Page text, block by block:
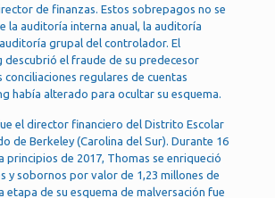
de finanzas. Estos sobrepagos no se
la auditoría interna anual, la auditoría
grupal del controlador. El
descubrió el fraude de su predecesor
conciliaciones regulares de cuentas
había alterado para ocultar su esquema.
el director financiero del Distrito Escolar
de Berkeley (Carolina del Sur). Durante 16
principios de 2017, Thomas se enriqueció
y sobornos por valor de 1,23 millones de
etapa de su esquema de malversación fue